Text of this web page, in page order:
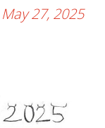
May 27, 2025